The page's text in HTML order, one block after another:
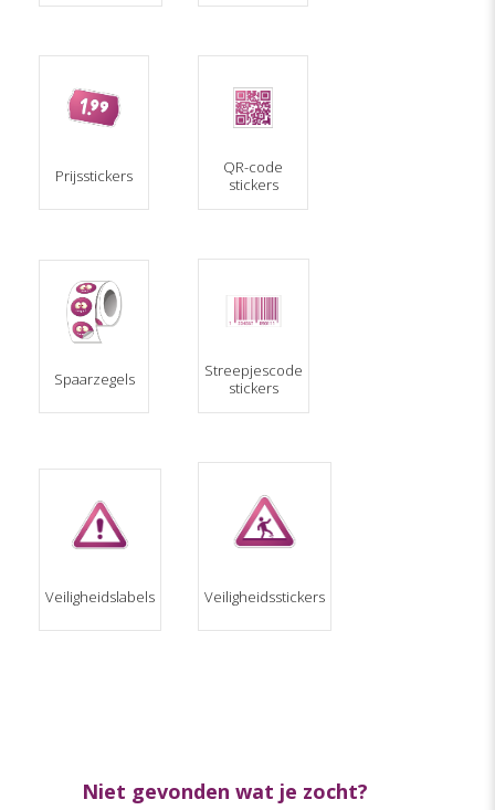
Prijsstickers
QR-code
stickers
Spaarzegels
Streepjescode
stickers
Veiligheidslabels Veiligheidsstickers
Niet gevonden wat je zocht?